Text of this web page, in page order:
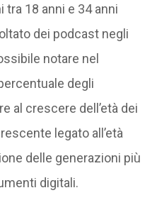
tra 18 anni e 34 anni
dei podcast negli
notare nel
degli
al crescere dell’età dei
legato all’età
delle generazioni più
digitali.